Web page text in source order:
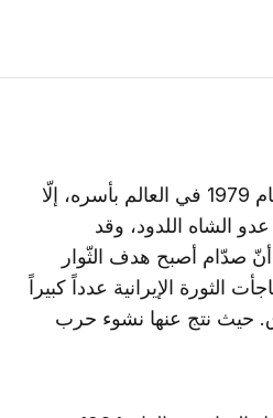
لقد أثّر انهيار حكومة الشاه في إيران في أوائل العام 1979 في العالم بأسره، إلّا
الشاه اللدود، وقد
صدّام أصبح هدف الثّوار
الثورة الإيرانية عدداً كبيراً
حيث نتج عنها نشوء حرب